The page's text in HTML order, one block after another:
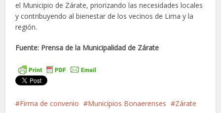
el Municipio de Zárate, priorizando las necesidades locales
y contribuyendo al bienestar de los vecinos de Lima y la
región.
Fuente: Prensa de la Municipalidad de Zárate
Firma de convenio Municipios Bonaerenses Zárate